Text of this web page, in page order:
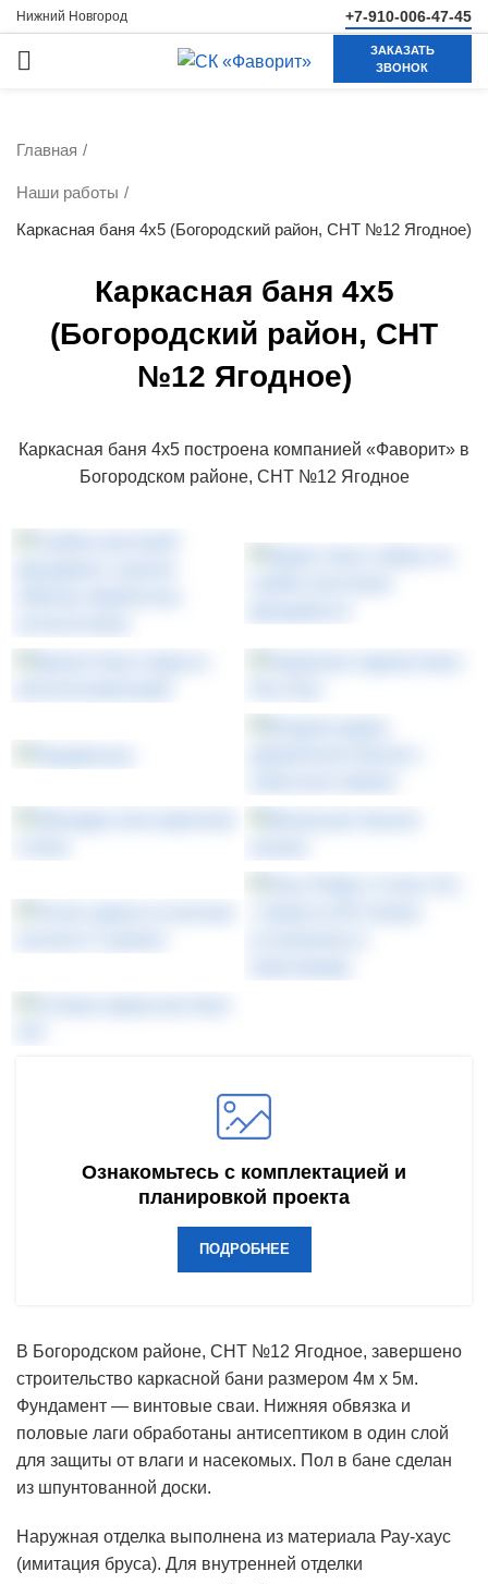
Нижний Новгород +7-910-006-47-45
ЗАКАЗАТЬ
ЗВОНОК
Главная
Наши работы
Каркасная баня 4х5 (Богородский район, СНТ №12 Ягодное)
Каркасная баня 4х5
(Богородский район, СНТ
№12 Ягодное)
Каркасная баня 4х5 построена компанией «Фаворит» в
Богородском районе, СНТ №12 Ягодное
Ознакомьтесь с комплектацией и
планировкой проекта
ПОДРОБНЕЕ
В Богородском районе, СНТ №12 Ягодное, завершено
строительство каркасной бани размером 4м х 5м.
Фундамент — винтовые сваи. Нижняя обвязка и
половые лаги обработаны антисептиком в один слой
для защиты от влаги и насекомых. Пол в бане сделан
из шпунтованной доски.
Наружная отделка выполнена из материала Рау-хаус
(имитация бруса). Для внутренней отделки